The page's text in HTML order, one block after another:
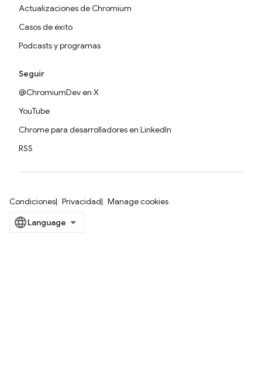
Actualizaciones de Chromium
Casos de éxito
Podcasts y programas
Seguir
@ChromiumDev en X
YouTube
Chrome para desarrolladores en LinkedIn
RSS
Condiciones Privacidad Manage cookies